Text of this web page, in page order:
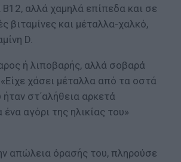
αλλά χαμηλά επίπεδα και σε
βιταμίνες και μέταλλα-χαλκό,
D.
ή λιποβαρής, αλλά σοβαρά
χάσει μέταλλα από τα οστά
στ΄αλήθεια αρκετά
ένα αγόρι της ηλικίας του»
απώλεια όρασής του, πληρούσε